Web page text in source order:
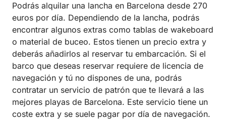
Podrás alquilar una lancha en Barcelona desde 270
euros por día. Dependiendo de la lancha, podrás
encontrar algunos extras como tablas de wakeboard
o material de buceo. Estos tienen un precio extra y
deberás añadirlos al reservar tu embarcación. Si el
barco que deseas reservar requiere de licencia de
navegación y tú no dispones de una, podrás
contratar un servicio de patrón que te llevará a las
mejores playas de Barcelona. Este servicio tiene un
coste extra y se suele pagar por día de navegación.